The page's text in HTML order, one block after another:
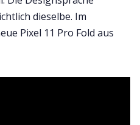
dieselbe. Im
Pixel 11 Pro Fold aus